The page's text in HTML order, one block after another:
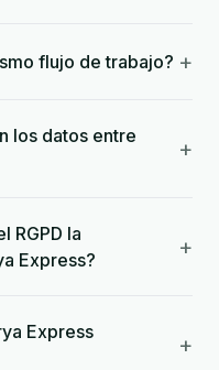
flujo de trabajo? +
los datos entre
+
RGPD la
Express?
+
Express
+